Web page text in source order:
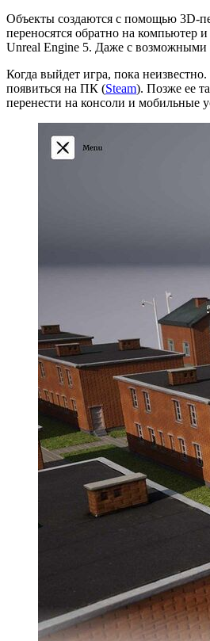
Объекты создаются с помощью 3D-
переносятся обратно на компьютер
Unreal Engine 5. Даже с возможными
Когда выйдет игра, пока
появиться на ПК (Steam). Позже ее
перенести на консоли и мобильные